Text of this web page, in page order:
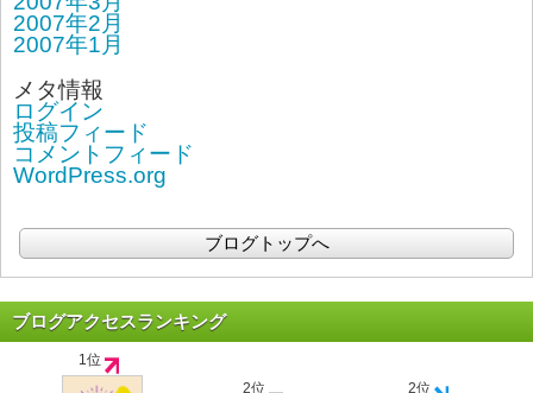
2007年2月
2007年1月
メタ情報
ログイン
投稿フィード
コメントフィード
WordPress.org
ブログトップへ
ブログアクセスランキング
1位
2位 2位